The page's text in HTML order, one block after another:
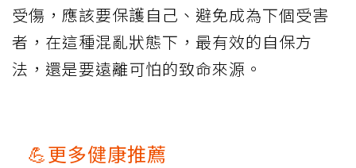
受傷，應該要保護自己、避免成為下個受害
者，在這種混亂狀態下，最有效的自保方
法，還是要遠離可怕的致命來源。
💪更多健康推薦